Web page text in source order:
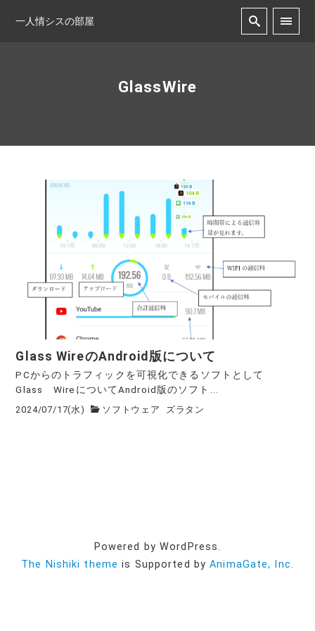
一人情シスの部屋
GlassWire
Glass WireのAndroid版について
PCからのトラフィックを可視化できるソフトとして
Glass WireについてAndroid版のソフト...
2024/07/17(水) ソフトウェア ズラタン
Powered by WordPress.
The Nishiki theme is Supported byAnimaGate, Inc.